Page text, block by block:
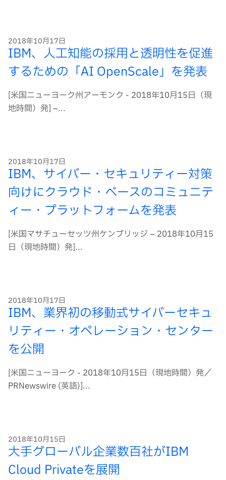
2018年10月17日
IBM、人工知能の採用と透明性を促進
するための「AI OpenScale」を発表
[米国ニューヨーク州アーモンク - 2018年10月15日（現
地時間）発] –...
2018年10月17日
IBM、サイバー・セキュリティー対策
向けにクラウド・ベースのコミュニテ
ィー・プラットフォームを発表
[米国マサチューセッツ州ケンブリッジ – 2018年10月15
日（現地時間）発]...
2018年10月17日
IBM、業界初の移動式サイバーセキュ
リティー・オペレーション・センター
を公開
[米国ニューヨーク - 2018年10月15日（現地時間）発／
PRNewswire (英語)]...
2018年10月15日
大手グローバル企業数百社がIBM
Cloud Privateを展開